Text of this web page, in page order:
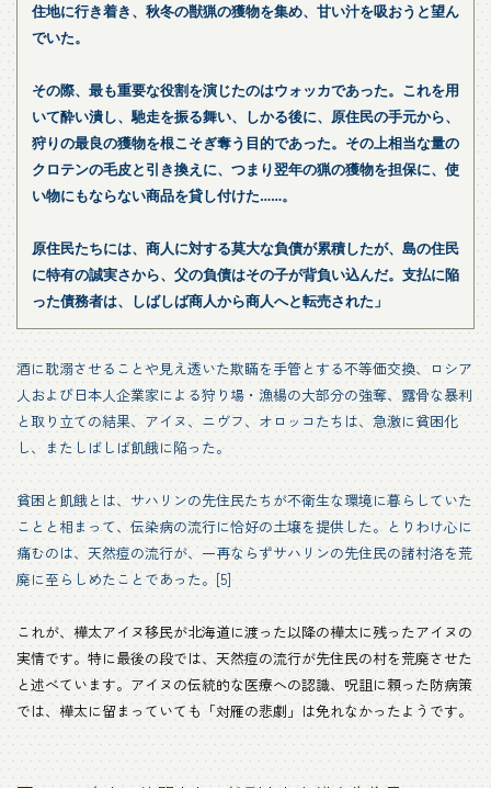
住地に行き着き、秋冬の獣猟の獲物を集め、甘い汁を吸おうと望ん
でいた。
その際、最も重要な役割を演じたのはウォッカであった。これを用
いて酔い潰し、馳走を振る舞い、しかる後に、原住民の手元から、
狩りの最良の獲物を根こそぎ奪う目的であった。その上相当な量の
クロテンの毛皮と引き換えに、つまり翌年の猟の獲物を担保に、使
い物にもならない商品を貸し付けた……。
原住民たちには、商人に対する莫大な負債が累積したが、島の住民
に特有の誠実さから、父の負債はその子が背負い込んだ。支払に陥
った債務者は、しばしば商人から商人へと転売された」
酒に耽溺させることや見え透いた欺瞞を手管とする不等価交換、ロシア
人および日本人企業家による狩り場・漁楊の大部分の強奪、露骨な暴利
と取り立ての結果、アイヌ、ニヴフ、オロッコたちは、急激に貧困化
し、またしばしば飢餓に陥った。
貧困と飢餓とは、サハリンの先住民たちが不衛生な環境に暮らしていた
ことと相まって、伝染病の流行に恰好の土壌を提供した。とりわけ心に
痛むのは、天然痘の流行が、一再ならずサハリンの先住民の諸村洛を荒
廃に至らしめたことであった。[5]
これが、樺太アイヌ移民が北海道に渡った以降の樺太に残ったアイヌの
実情です。特に最後の段では、天然痘の流行が先住民の村を荒廃させた
と述べています。アイヌの伝統的な医療への認識、呪詛に頼った防病策
では、樺太に留まっていても「対雁の悲劇」は免れなかったようです。